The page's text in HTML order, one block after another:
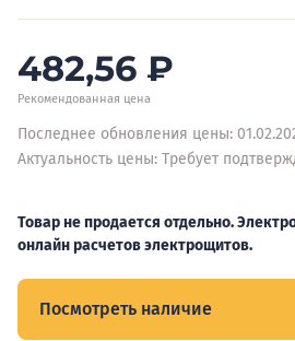
482,56 ₽
Рекомендованная цена
Последнее обновления цены:
Актуальность цены: Требует
Товар не продается отдельно.
онлайн расчетов электрощитов.
Посмотреть наличие